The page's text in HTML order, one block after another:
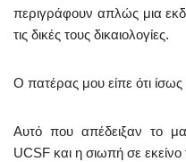
περιγράφουν απλώς μια
τις δικές τους δικαιολογίες.
Ο πατέρας μου είπε ότι
Αυτό που απέδειξαν το
UCSF και η σιωπή σε